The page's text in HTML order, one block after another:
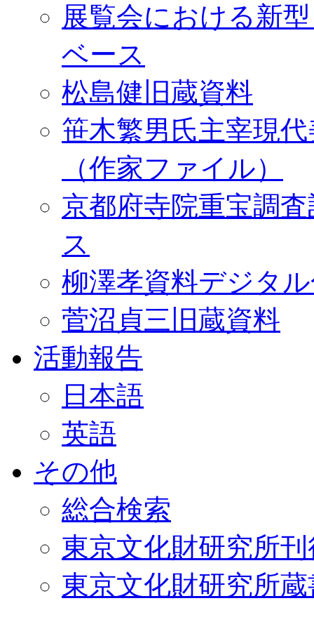
展覧会における新
ベース
松島健旧蔵資料
笹木繁男氏主宰現
（作家ファイル）
京都府寺院重宝調
ス
柳澤孝資料デジタ
菅沼貞三旧蔵資料
活動報告
日本語
英語
その他
総合検索
東京文化財研究所
東京文化財研究所